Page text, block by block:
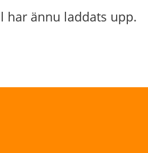
har ännu laddats upp.